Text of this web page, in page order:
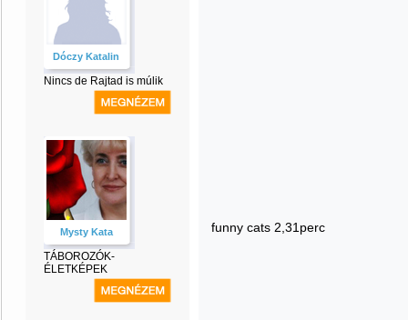
Dóczy Katalin
Nincs de Rajtad is múlik
Mysty Kata
TÁBOROZÓK-
ÉLETKÉPEK
funny cats 2,31perc